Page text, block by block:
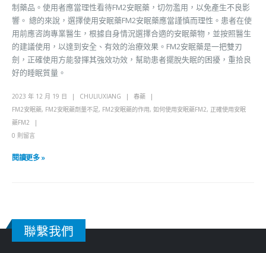
制藥品。使用者應當理性看待FM2安眠藥，切勿濫用，以免產生不良影
響。 總的來說，選擇使用安眠藥FM2安眠藥應當謹慎而理性。患者在使
用前應咨詢專業醫生，根據自身情況選擇合適的安眠藥物，並按照醫生
的建議使用，以達到安全、有效的治療效果。FM2安眠藥是一把雙刃
劍，正確使用方能發揮其強效功效，幫助患者擺脫失眠的困擾，重拾良
好的睡眠質量。
2023 年 12 月 19 日 CHULIUXIANG
春藥
FM2安眠藥, FM2安眠藥劑量不足, FM2安眠藥的作用, 如何使用安眠藥FM2, 正確使用安眠
藥FM2
0 則留言
閱讀更多 »
聯繫我們